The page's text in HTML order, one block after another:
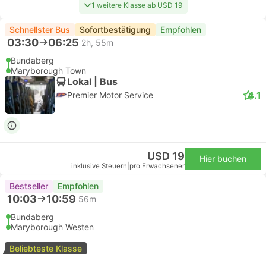
1 weitere Klasse ab USD 19
Schnellster Bus Sofortbestätigung Empfohlen
03:30 06:25 2h, 55m
Bundaberg
Maryborough Town
Lokal | Bus
Premier Motor Service 4.1
USD 19
inklusive Steuern pro Erwachsener
Hier buchen
Bestseller Empfohlen
10:03 10:59 56m
Bundaberg
Maryborough Westen
Beliebteste Klasse